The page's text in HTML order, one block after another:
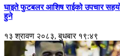
घाइते फुटबलर आशिष राईको उपचार
हुने
१३ श्रावण २०८३, बुधबार १९:४९